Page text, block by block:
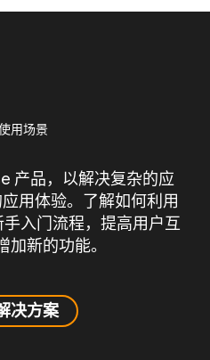
用场景
产品，以解决复杂的应
用体验。了解如何利用
入门流程，提高用户互
加新的功能。
决方案